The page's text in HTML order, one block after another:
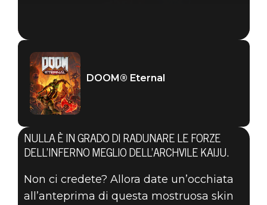
DOOM® Eternal
NULLA È IN GRADO DI RADUNARE LE FORZE
DELL’INFERNO MEGLIO DELL’ARCHVILE KAIJU.
Non ci credete? Allora date un’occhiata
all’anteprima di questa mostruosa skin